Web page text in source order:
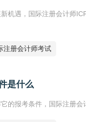
机遇，国际注册会计师
注册会计师考试
是什么
的报考条件，国际注册